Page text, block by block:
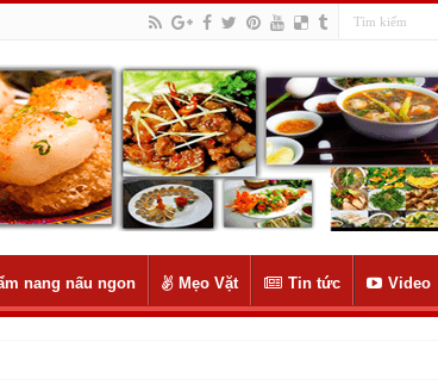
nang nấu ngon Mẹo Vặt Tin tức Video